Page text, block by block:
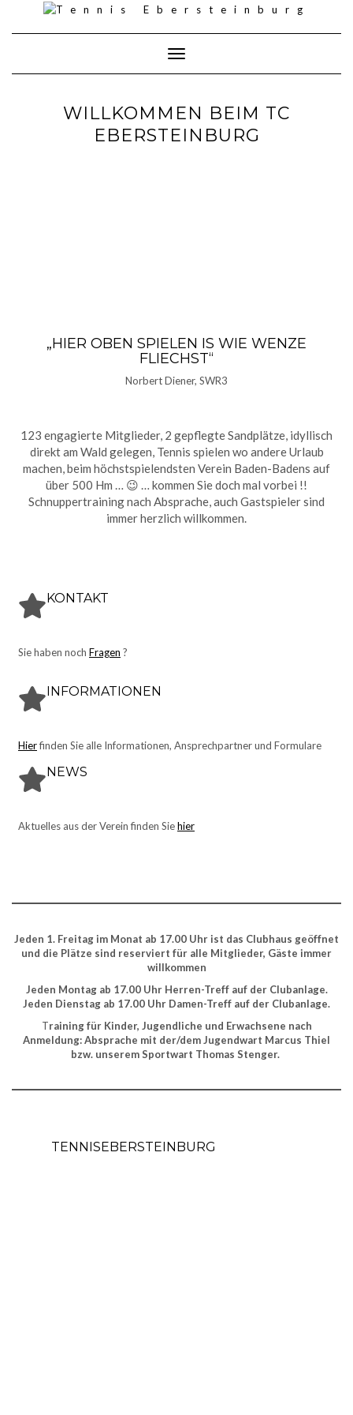
content
Toggle Navigation
WILLKOMMEN BEIM TC
EBERSTEINBURG
„HIER OBEN SPIELEN IS WIE WENZE
FLIECHST“
Norbert Diener, SWR3
123 engagierte Mitglieder, 2 gepflegte Sandplätze, idyllisch
direkt am Wald gelegen, Tennis spielen wo andere Urlaub
machen, beim höchstspielendsten Verein Baden-Badens auf
über 500 Hm … 😉 … kommen Sie doch mal vorbei !!
Schnuppertraining nach Absprache, auch Gastspieler sind
immer herzlich willkommen.
KONTAKT
Sie haben noch Fragen ?
INFORMATIONEN
Hierfinden Sie alle Informationen, Ansprechpartner und Formulare
NEWS
Aktuelles aus der Verein finden Siehier
Jeden 1. Freitag im Monat ab 17.00 Uhr ist das Clubhaus geöffnet
und die Plätze sind reserviert für alle Mitglieder, Gäste immer
willkommen
Jeden Montag ab 17.00 Uhr Herren-Treff auf der Clubanlage.
Jeden Dienstag ab 17.00 Uhr Damen-Treff auf der Clubanlage.
Training für Kinder, Jugendliche und Erwachsene nach
Anmeldung: Absprache mit der/dem Jugendwart Marcus Thiel
bzw. unserem Sportwart Thomas Stenger.
TENNISEBERSTEINBURG